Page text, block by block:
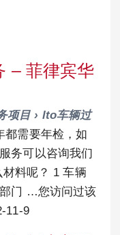
– 菲律宾华
项目 › lto车辆过
都需要年检，如
务可以咨询我们
料呢？ 1 车辆
门 …您访问过该
11-9